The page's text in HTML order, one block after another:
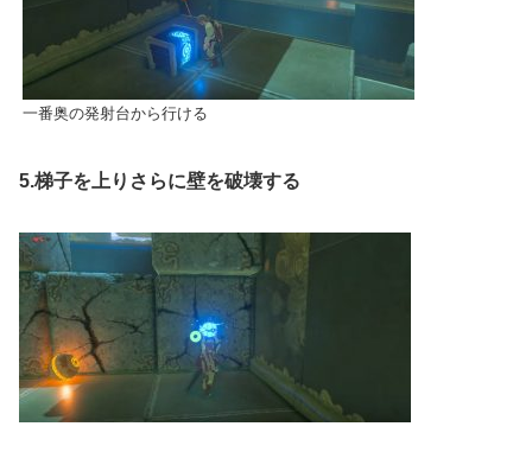
一番奥の発射台から行ける
5.梯子を上りさらに壁を破壊する